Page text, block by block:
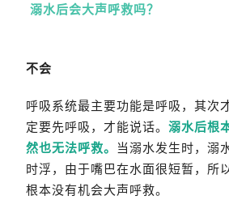
溺水后会大声呼救吗？
不会
呼吸系统最主要功能是呼吸，其次
定要先呼吸，才能说话。 溺水后根
然也无法呼救。
当溺水发生时，溺
时浮，由于嘴巴在水面很短暂，所
根本没有机会大声呼救。